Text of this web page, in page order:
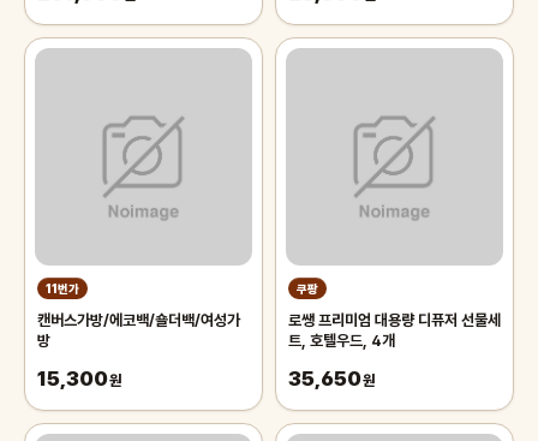
11번가
캔버스가방/에코백/숄더백/여성가
방
15,300원
쿠팡
로쌩 프리미엄 대용량 디퓨저 선물세
트, 호텔우드, 4개
35,650원